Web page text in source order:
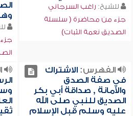
للشيخ: راغب السرجاني
جزء من محاضرة ( سلسلة
الصديق نعمة الثبات)
الفهرس:الاشتراك
في صفة الصدق
والأمانة , صداقة أبي بكر
الصديق للنبي صلى الله
عليه وسلم قبل الإسلام